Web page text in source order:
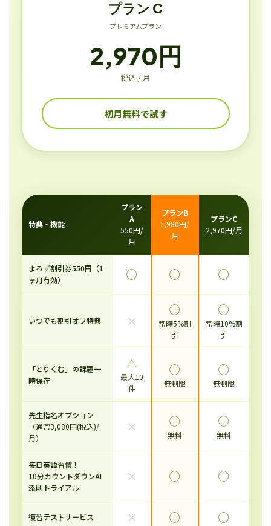
プラン C
プレミアムプラン
2,970円
税込 / 月
初月無料で試す
特典・機能
プラン
A
550円/
月
プランB
1,980円/
月
プランC
2,970円/月
よろず割引券550円（1
ヶ月有効）
◯ ◯ ◯
いつでも割引オフ特典 ×
◯
常時5%割
引
◯
常時10%割
引
「とりくむ」の課題一
時保存
△
最大10
件
◯
無制限
◯
無制限
先生指名オプション
（通常3,080円(税込)/
月）
× ◯
無料
◯
無料
毎日英語習慣！
10分カウントダウンAI
添削トライアル
× ◯ ◯
復習テストサービス × ◯ ◯